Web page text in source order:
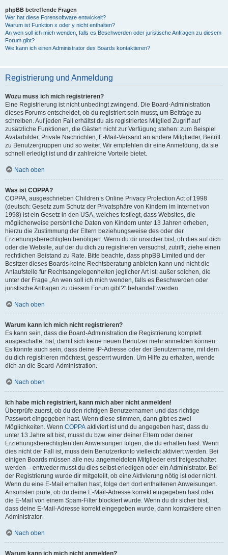
phpBB betreffende Fragen
Wer hat diese Forensoftware entwickelt?
Warum ist Funktion x oder y nicht enthalten?
An wen soll ich mich wenden, falls es Beschwerden oder juristische Anfragen zu diesem
Forum gibt?
Wie kann ich einen Administrator des Boards kontaktieren?
Registrierung und Anmeldung
Wozu muss ich mich registrieren?
Eine Registrierung ist nicht unbedingt zwingend. Die Board-Administration
dieses Forums entscheidet, ob du registriert sein musst, um Beiträge zu
schreiben. Auf jeden Fall erhältst du als registriertes Mitglied Zugriff auf
zusätzliche Funktionen, die Gästen nicht zur Verfügung stehen: zum Beispiel
Avatarbilder, Private Nachrichten, E-Mail-Versand an andere Mitglieder, Beitritt
zu Benutzergruppen und so weiter. Wir empfehlen dir eine Anmeldung, da sie
schnell erledigt ist und dir zahlreiche Vorteile bietet.
Nach oben
Was ist COPPA?
COPPA, ausgeschrieben Children’s Online Privacy Protection Act of 1998
(deutsch: Gesetz zum Schutz der Privatsphäre von Kindern im Internet von
1998) ist ein Gesetz in den USA, welches festlegt, dass Websites, die
möglicherweise persönliche Daten von Kindern unter 13 Jahren erheben,
hierzu die Zustimmung der Eltern beziehungsweise des oder der
Erziehungsberechtigten benötigen. Wenn du dir unsicher bist, ob dies auf dich
oder die Website, auf der du dich zu registrieren versuchst, zutrifft, ziehe einen
rechtlichen Beistand zu Rate. Bitte beachte, dass phpBB Limited und der
Besitzer dieses Boards keine Rechtsberatung anbieten kann und nicht die
Anlaufstelle für Rechtsangelegenheiten jeglicher Art ist; außer solchen, die
unter der Frage „An wen soll ich mich wenden, falls es Beschwerden oder
juristische Anfragen zu diesem Forum gibt?“ behandelt werden.
Nach oben
Warum kann ich mich nicht registrieren?
Es kann sein, dass die Board-Administration die Registrierung komplett
ausgeschaltet hat, damit sich keine neuen Benutzer mehr anmelden können.
Es könnte auch sein, dass deine IP-Adresse oder der Benutzername, mit dem
du dich registrieren möchtest, gesperrt wurden. Um Hilfe zu erhalten, wende
dich an die Board-Administration.
Nach oben
Ich habe mich registriert, kann mich aber nicht anmelden!
Überprüfe zuerst, ob du den richtigen Benutzernamen und das richtige
Passwort eingegeben hast. Wenn diese stimmen, dann gibt es zwei
Möglichkeiten. Wenn COPPA aktiviert ist und du angegeben hast, dass du
unter 13 Jahre alt bist, musst du bzw. einer deiner Eltern oder deiner
Erziehungsberechtigten den Anweisungen folgen, die du erhalten hast. Wenn
dies nicht der Fall ist, muss dein Benutzerkonto vielleicht aktiviert werden. Bei
einigen Boards müssen alle neu angemeldeten Mitglieder erst freigeschaltet
werden – entweder musst du dies selbst erledigen oder ein Administrator. Bei
der Registrierung wurde dir mitgeteilt, ob eine Aktivierung nötig ist oder nicht.
Wenn du eine E-Mail erhalten hast, folge den dort enthaltenen Anweisungen.
Ansonsten prüfe, ob du deine E-Mail-Adresse korrekt eingegeben hast oder
die E-Mail von einem Spam-Filter blockiert wurde. Wenn du dir sicher bist,
dass deine E-Mail-Adresse korrekt eingegeben wurde, dann kontaktiere einen
Administrator.
Nach oben
Warum kann ich mich nicht anmelden?